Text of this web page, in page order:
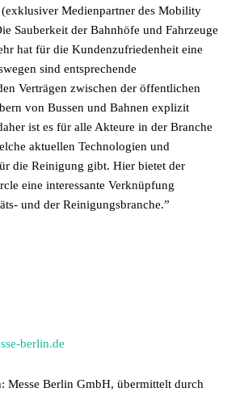
Medienpartner des Mobility
Sauberkeit der Bahnhöfe und Fahrzeuge
hat für die Kundenzufriedenheit eine
sind entsprechende
Verträgen zwischen der öffentlichen
von Bussen und Bahnen explizit
ist es für alle Akteure in der Branche
aktuellen Technologien und
die Reinigung gibt. Hier bietet der
eine interessante Verknüpfung
und der Reinigungsbranche.”
berlin.de
Messe Berlin GmbH, übermittelt durch